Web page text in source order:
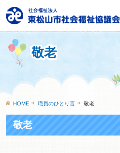
敬老
HOME 職員のひとり言 敬老
敬老